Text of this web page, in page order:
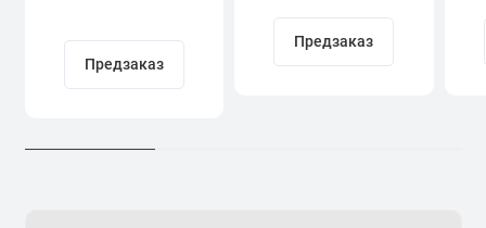
Предзаказ
Предзаказ